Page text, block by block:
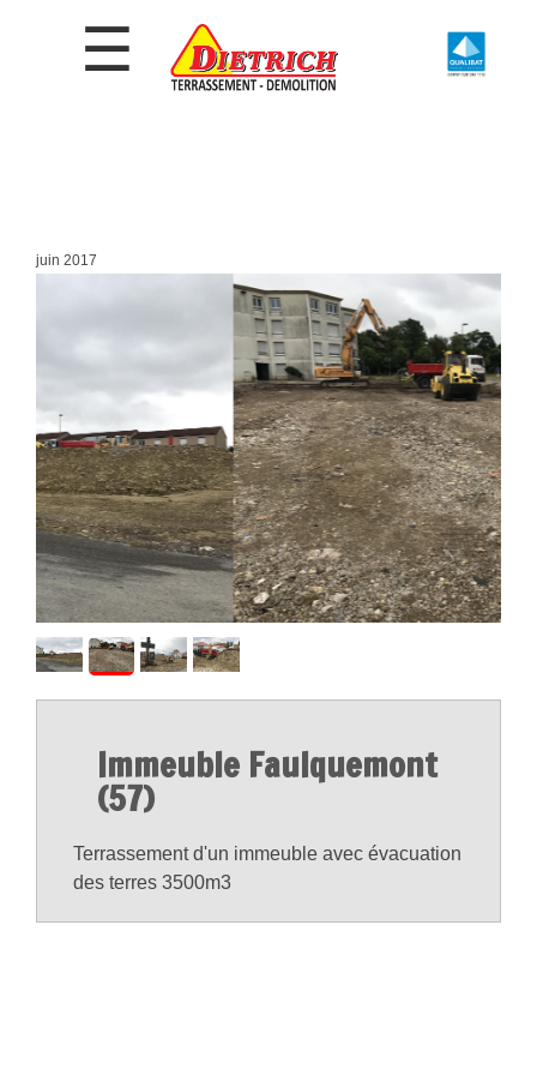
juin 2017
Immeuble Faulquemont
(57)
Terrassement d'un immeuble avec évacuation
des terres 3500m3